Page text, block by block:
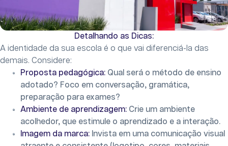
Detalhando as Dicas:
A identidade da sua escola é o que vai diferenciá-la das
demais. Considere:
Proposta pedagógica: Qual será o método de ensino
adotado? Foco em conversação, gramática,
preparação para exames?
Ambiente de aprendizagem: Crie um ambiente
acolhedor, que estimule o aprendizado e a interação.
Imagem da marca: Invista em uma comunicação visual